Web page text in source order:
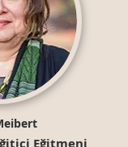
Eğitmeni